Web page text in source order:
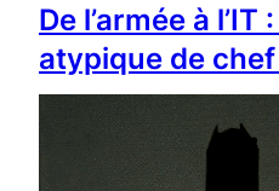
De l’armée à
atypique de